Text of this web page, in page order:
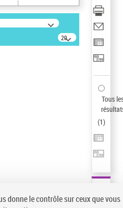
20
résultats/page
Tous
(1)
donne le contrôle sur ceux que vous